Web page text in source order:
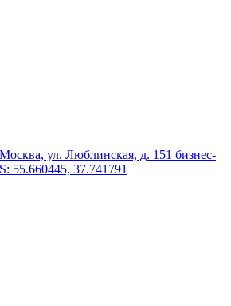
ул. Люблинская, д. 151 бизнес-
55.660445, 37.741791